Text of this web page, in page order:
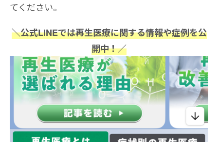
てください。
＼公式LINEでは再生医療に関する情報や症例を公
開中！／